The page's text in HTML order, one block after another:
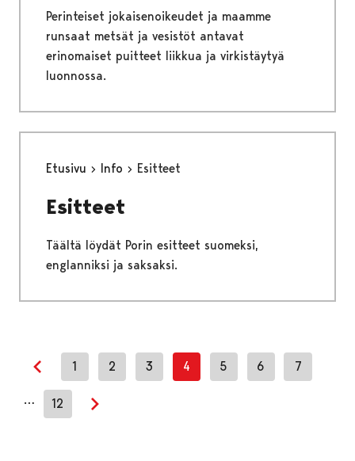
Perinteiset jokaisenoikeudet ja maamme
runsaat metsät ja vesistöt antavat
erinomaiset puitteet liikkua ja virkistäytyä
luonnossa.
Etusivu Info Esitteet
Esitteet
Täältä löydät Porin esitteet suomeksi,
englanniksi ja saksaksi.
Previous page
1 2 3 4 5 6 7
… 12